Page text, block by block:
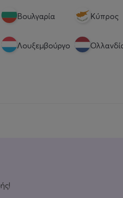
Βουλγαρία Κύπρος
Λουξεμβούργο